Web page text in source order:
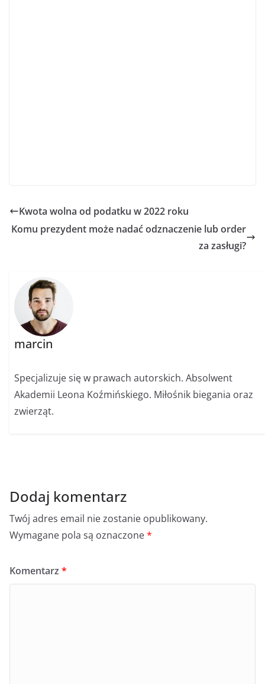
Kwota wolna od podatku w 2022 roku
Komu prezydent może nadać odznaczenie lub order
za zasługi?
marcin
Specjalizuje się w prawach autorskich. Absolwent
Akademii Leona Koźmińskiego. Miłośnik biegania oraz
zwierząt.
Dodaj komentarz
Twój adres email nie zostanie opublikowany.
Wymagane pola są oznaczone*
Komentarz *